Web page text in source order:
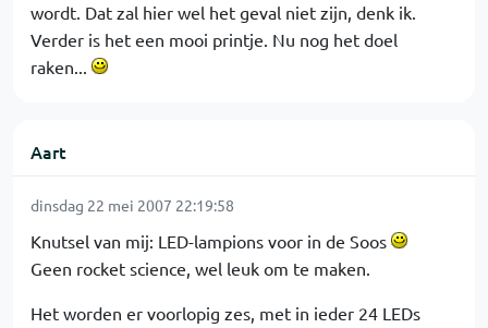
wordt. Dat zal hier wel het geval niet zijn, denk ik.
Verder is het een mooi printje. Nu nog het doel
raken...
Aart
dinsdag 22 mei 2007 22:19:58
Knutsel van mij: LED-lampions voor in de Soos
Geen rocket science, wel leuk om te maken.
Het worden er voorlopig zes, met in ieder 24 LEDs